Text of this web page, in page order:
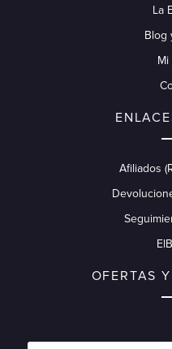
La
Blog
Afiliados
OFERTAS